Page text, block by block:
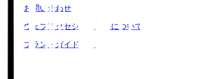
お問い合わせ
ウェブアクセシビリティについて
ブランドガイドライン